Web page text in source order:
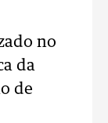
no
da
de